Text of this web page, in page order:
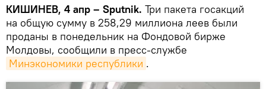
КИШИНЕВ, 4 апр – Sputnik. Три пакета госакций
на общую сумму в 258,29 миллиона леев были
проданы в понедельник на Фондовой бирже
Молдовы, сообщили в пресс-службе
Минэкономики республики .